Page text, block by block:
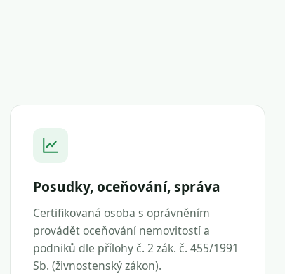
Posudky, oceňování, správa
Certifikovaná osoba s oprávněním
provádět oceňování nemovitostí a
podniků dle přílohy č. 2 zák. č. 455/1991
Sb. (živnostenský zákon).